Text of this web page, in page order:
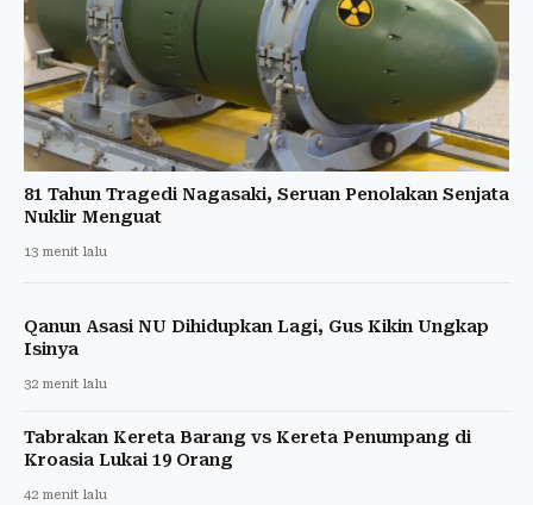
81 Tahun Tragedi Nagasaki, Seruan Penolakan Senjata
Nuklir Menguat
13 menit lalu
Qanun Asasi NU Dihidupkan Lagi, Gus Kikin Ungkap
Isinya
32 menit lalu
Tabrakan Kereta Barang vs Kereta Penumpang di
Kroasia Lukai 19 Orang
42 menit lalu